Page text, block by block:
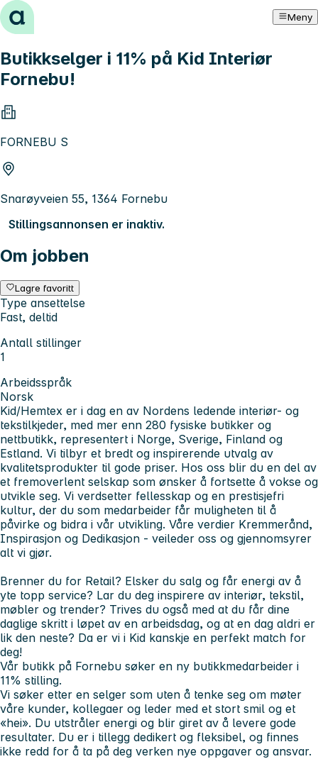
Hopp til innhold Meny
Butikkselger i 11% på Kid Interiør
Fornebu!
FORNEBU S
Snarøyveien 55, 1364 Fornebu
Stillingsannonsen er inaktiv.
Om jobben
Lagre favoritt
Type ansettelse
Fast, deltid
Antall stillinger
1
Arbeidsspråk
Norsk
Kid/Hemtex er i dag en av Nordens ledende interiør- og
tekstilkjeder, med mer enn 280 fysiske butikker og
nettbutikk, representert i Norge, Sverige, Finland og
Estland. Vi tilbyr et bredt og inspirerende utvalg av
kvalitetsprodukter til gode priser. Hos oss blir du en del av
et fremoverlent selskap som ønsker å fortsette å vokse og
utvikle seg. Vi verdsetter fellesskap og en prestisjefri
kultur, der du som medarbeider får muligheten til å
påvirke og bidra i vår utvikling. Våre verdier Kremmerånd,
Inspirasjon og Dedikasjon - veileder oss og gjennomsyrer
alt vi gjør.
Brenner du for Retail? Elsker du salg og får energi av å
yte topp service? Lar du deg inspirere av interiør, tekstil,
møbler og trender? Trives du også med at du får dine
daglige skritt i løpet av en arbeidsdag, og at en dag aldri er
lik den neste? Da er vi i Kid kanskje en perfekt match for
deg!
Vår butikk på Fornebu søker en ny butikkmedarbeider i
11% stilling.
Vi søker etter en selger som uten å tenke seg om møter
våre kunder, kollegaer og leder med et stort smil og et
«hei». Du utstråler energi og blir giret av å levere gode
resultater. Du er i tillegg dedikert og fleksibel, og finnes
ikke redd for å ta på deg verken nye oppgaver og ansvar.